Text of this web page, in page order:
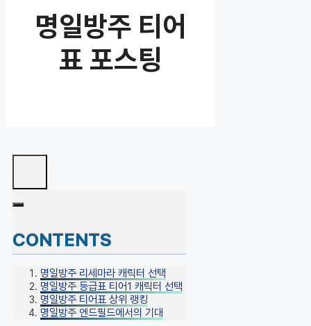
명일방주 티어
표 포스팅
CONTENTS
명일방주 리세마라 캐릭터 선택
명일방주 등급표 티어1 캐릭터 선택
명일방주 티어표 상위 랭킹
명일방주 엔드필드에서의 기대